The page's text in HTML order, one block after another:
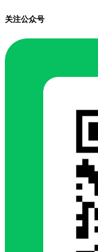
关注公众号